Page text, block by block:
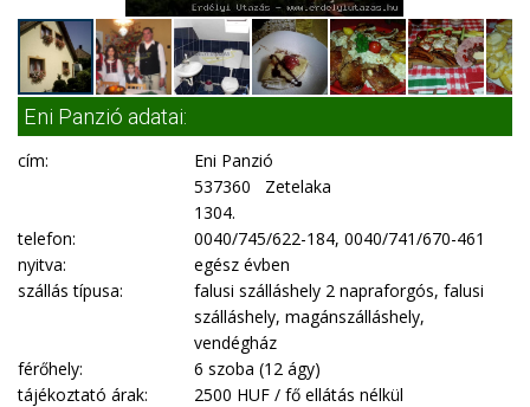
Eni Panzió adatai:
cím:
Eni Panzió
537360 Zetelaka
1304.
telefon:
0040/745/622-184, 0040/741/670-461
nyitva:
egész évben
szállás típusa:
falusi szálláshely 2 napraforgós, falusi
szálláshely, magánszálláshely,
vendégház
férőhely:
6 szoba (12 ágy)
tájékoztató árak:
2500 HUF / fő ellátás nélkül